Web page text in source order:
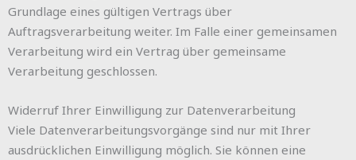
Grundlage eines gültigen Vertrags über
Auftragsverarbeitung weiter. Im Falle einer gemeinsamen
Verarbeitung wird ein Vertrag über gemeinsame
Verarbeitung geschlossen.
Widerruf Ihrer Einwilligung zur Datenverarbeitung
Viele Datenverarbeitungsvorgänge sind nur mit Ihrer
ausdrücklichen Einwilligung möglich. Sie können eine